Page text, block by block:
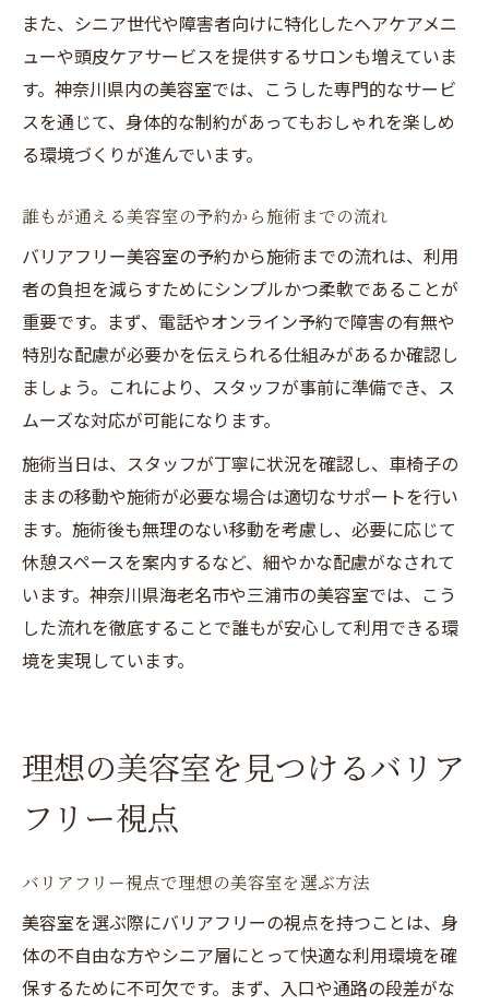
また、シニア世代や障害者向けに特化したヘアケアメニ
ューや頭皮ケアサービスを提供するサロンも増えていま
す。神奈川県内の美容室では、こうした専門的なサービ
スを通じて、身体的な制約があってもおしゃれを楽しめ
る環境づくりが進んでいます。
誰もが通える美容室の予約から施術までの流れ
バリアフリー美容室の予約から施術までの流れは、利用
者の負担を減らすためにシンプルかつ柔軟であることが
重要です。まず、電話やオンライン予約で障害の有無や
特別な配慮が必要かを伝えられる仕組みがあるか確認し
ましょう。これにより、スタッフが事前に準備でき、ス
ムーズな対応が可能になります。
施術当日は、スタッフが丁寧に状況を確認し、車椅子の
ままの移動や施術が必要な場合は適切なサポートを行い
ます。施術後も無理のない移動を考慮し、必要に応じて
休憩スペースを案内するなど、細やかな配慮がなされて
います。神奈川県海老名市や三浦市の美容室では、こう
した流れを徹底することで誰もが安心して利用できる環
境を実現しています。
理想の美容室を見つけるバリア
フリー視点
バリアフリー視点で理想の美容室を選ぶ方法
美容室を選ぶ際にバリアフリーの視点を持つことは、身
体の不自由な方やシニア層にとって快適な利用環境を確
保するために不可欠です。まず、入口や通路の段差がな